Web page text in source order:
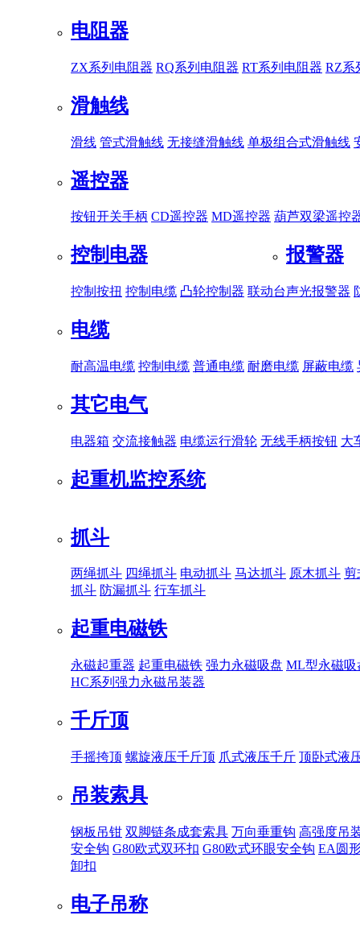
电阻器
ZX系列电阻器 RQ系列电阻器 RT系列电阻器 RZ系
滑触线
滑线 管式滑触线 无接缝滑触线 单极组合式滑触线
遥控器
按钮开关手柄 CD遥控器 MD遥控器 葫芦双梁遥控
控制电器
控制按扭 控制电缆 凸轮控制器 联动台
报警器
声光报警器
电缆
耐高温电缆 控制电缆 普通电缆 耐磨电缆 屏蔽电缆
其它电气
电器箱 交流接触器 电缆运行滑轮 无线手柄按钮 大
起重机监控系统
抓斗
两绳抓斗 四绳抓斗 电动抓斗 马达抓斗 原木抓斗 剪
抓斗 防漏抓斗 行车抓斗
起重电磁铁
永磁起重器 起重电磁铁 强力永磁吸盘 ML型永磁吸
HC系列强力永磁吊装器
千斤顶
手摇挎顶 螺旋液压千斤顶 爪式液压千斤 顶卧式液
吊装索具
钢板吊钳 双脚链条成套索具 万向垂重钩 高强度吊
安全钩 G80欧式双环扣 G80欧式环眼安全钩 EA圆
卸扣
电子吊称